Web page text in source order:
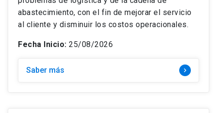
abastecimiento, con el fin de mejorar el servicio
al cliente y disminuir los costos operacionales.
Fecha Inicio: 25/08/2026
Saber más keyboard_arrow_right